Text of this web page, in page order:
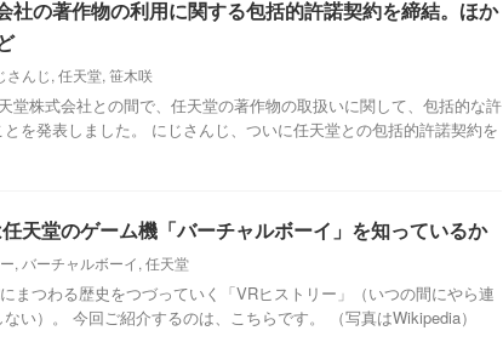
社の著作物の利用に関する包括的許諾契約を締結。ほか
さんじ, 任天堂, 笹木咲
堂株式会社との間で、任天堂の著作物の取扱いに関して、包括的な許
を発表しました。 にじさんじ、ついに任天堂との包括的許諾契約を
任天堂のゲーム機「バーチャルボーイ」を知っているか
, バーチャルボーイ, 任天堂
まつわる歴史をつづっていく「VRヒストリー」（いつの間にやら連
い）。 今回ご紹介するのは、こちらです。 （写真はWikipedia）